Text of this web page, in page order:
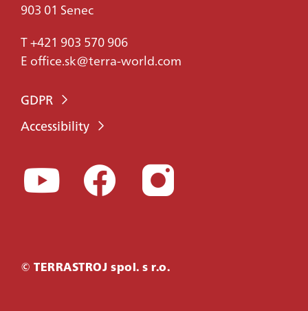
903 01 Senec
T+421 903 570 906
E office.sk@terra-world.com
GDPR
Accessibility
© TERRASTROJ spol. s r.o.